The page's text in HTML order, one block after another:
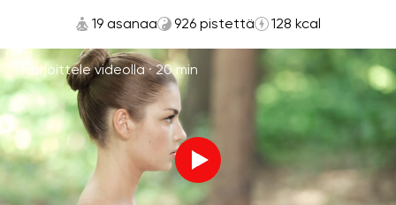
19 asanaa 926 pistettä 128 kcal
Harjoittele videolla ·20 min